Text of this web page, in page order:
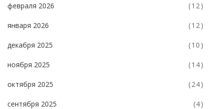
февраля 2026 (12)
января 2026 (12)
декабря 2025 (10)
ноября 2025 (14)
октября 2025 (24)
сентября 2025 (4)